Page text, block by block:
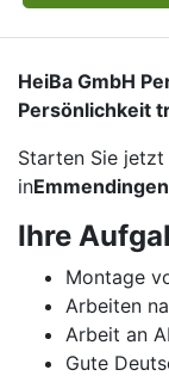
HeiBa GmbH
Persönlichkeit
Starten Sie
inEmmendingen
Ihre
Montage
Arbeiten
Arbeit an
Gute